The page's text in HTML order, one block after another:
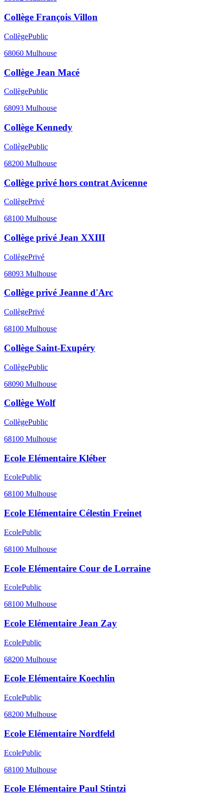
Collège François Villon
CollègePublic
68060 Mulhouse
Collège Jean Macé
CollègePublic
68093 Mulhouse
Collège Kennedy
CollègePublic
68200 Mulhouse
Collège privé hors contrat Avicenne
CollègePrivé
68100 Mulhouse
Collège privé Jean XXIII
CollègePrivé
68093 Mulhouse
Collège privé Jeanne d'Arc
CollègePrivé
68100 Mulhouse
Collège Saint-Exupéry
CollègePublic
68090 Mulhouse
Collège Wolf
CollègePublic
68100 Mulhouse
Ecole Elémentaire Kléber
EcolePublic
68100 Mulhouse
Ecole Elémentaire Célestin Freinet
EcolePublic
68100 Mulhouse
Ecole Elémentaire Cour de Lorraine
EcolePublic
68100 Mulhouse
Ecole Elémentaire Jean Zay
EcolePublic
68200 Mulhouse
Ecole Elémentaire Koechlin
EcolePublic
68200 Mulhouse
Ecole Elémentaire Nordfeld
EcolePublic
68100 Mulhouse
Ecole Elémentaire Paul Stintzi